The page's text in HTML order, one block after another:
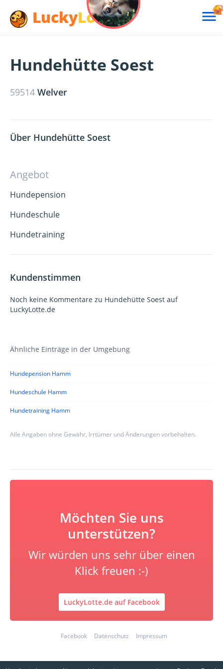
LuckyLotte 
Hundehütte Soest
59514 Welver
Über Hundehütte Soest
Angebot
Hundepension
Hundeschule
Hundetraining
Kundenstimmen
Noch keine Kommentare zu Hundehütte Soest auf
LuckyLotte.de
Ähnliche Einträge in der Umgebung
Hundepension Hamm
Hundeschule Hamm
Hundetraining Hamm
Alle Angaben ohne Gewähr, Irrtümer und Änderungen vorbehalten.
Möchten Sie uns
unterstützen?
Wir würden uns sehr über einen
Klick freuen :-)
LuckyLotte.de auf Facebook
Facebook Datenschutz Impressum